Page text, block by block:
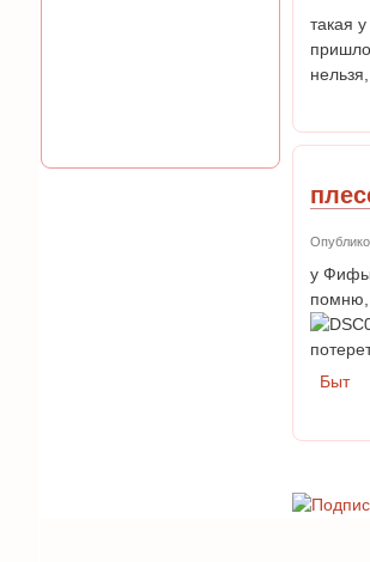
такая
у Фифы
помню,
Быт